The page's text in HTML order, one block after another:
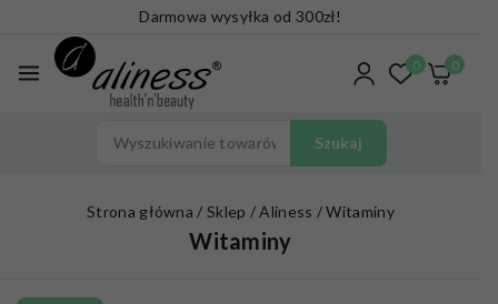
Darmowa wysyłka od 300zł!
0 0
Szukaj
Strona główna / Sklep / Aliness / Witaminy
Witaminy